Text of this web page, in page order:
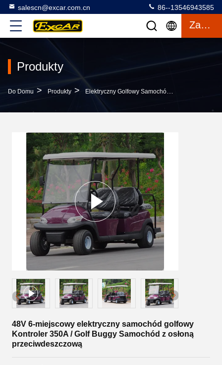
salescn@excar.com.cn 86--13546943585
Zacytować
Produkty
Do Domu > Produkty > Elektryczny Golfowy Samochód
48V 6-miejscowy elektryczny samochód golfowy
Kontroler 350A / Golf Buggy Samochód z osłoną
przeciwdeszczową